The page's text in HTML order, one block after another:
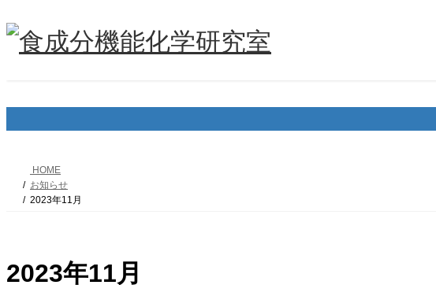
ン
キ
ビ
に
HOME
お知らせ
2023年11月
2023年11月